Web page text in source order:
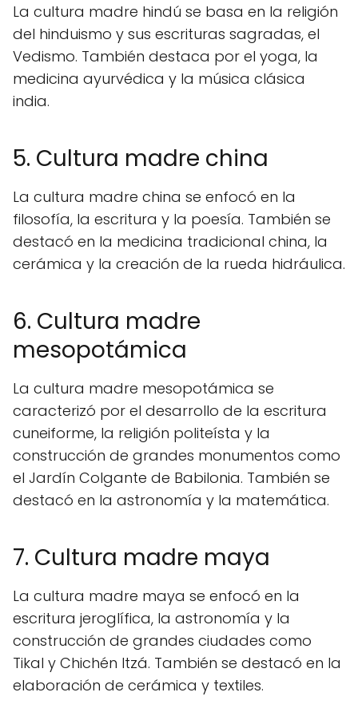
La cultura madre hindú se basa en la religión
del hinduismo y sus escrituras sagradas, el
Vedismo. También destaca por el yoga, la
medicina ayurvédica y la música clásica
india.
5. Cultura madre china
La cultura madre china se enfocó en la
filosofía, la escritura y la poesía. También se
destacó en la medicina tradicional china, la
cerámica y la creación de la rueda hidráulica.
6. Cultura madre
mesopotámica
La cultura madre mesopotámica se
caracterizó por el desarrollo de la escritura
cuneiforme, la religión politeísta y la
construcción de grandes monumentos como
el Jardín Colgante de Babilonia. También se
destacó en la astronomía y la matemática.
7. Cultura madre maya
La cultura madre maya se enfocó en la
escritura jeroglífica, la astronomía y la
construcción de grandes ciudades como
Tikal y Chichén Itzá. También se destacó en la
elaboración de cerámica y textiles.